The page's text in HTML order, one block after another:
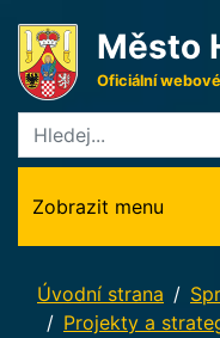
Město
Oficiální
Zobrazit menu
Úvodní strana
Projekty a